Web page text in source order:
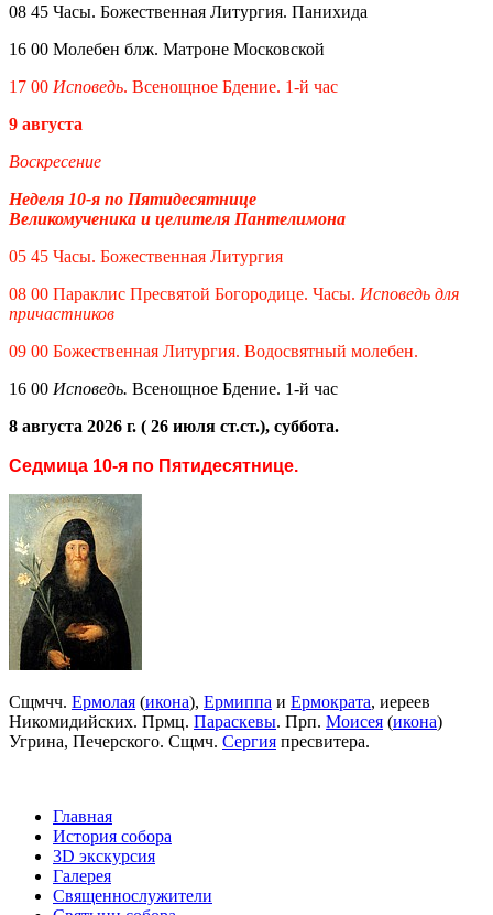
08 45 Часы. Божественная Литургия. Панихида
16 00 Молебен блж. Матроне Московской
17 00 Исповедь. Всенощное Бдение. 1-й час
9 августа
Воскресение
Неделя 10-я по Пятидесятнице
Великомученика и целителя Пантелимона
05 45 Часы. Божественная Литургия
08 00 Параклис Пресвятой Богородице. Часы. Исповедь для
причастников
09 00 Божественная Литургия. Водосвятный молебен.
16 00 Исповедь. Всенощное Бдение. 1-й час
8 августа 2026 г. ( 26 июля ст.ст.), суббота.
Седмица 10-я по Пятидесятнице.
Сщмчч. Ермолая (икона), Ермиппа и Ермократа, иереев
Никомидийских. Прмц. Параскевы. Прп. Моисея (икона)
Угрина, Печерского. Сщмч. Сергия пресвитера.
Главная
История собора
3D экскурсия
Галерея
Священнослужители